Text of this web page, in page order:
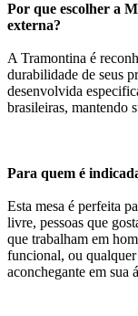
Por que escolher a
externa?
A Tramontina é
durabilidade de seus
desenvolvida
brasileiras, mantendo
Para quem é
Esta mesa é perfeita
livre, pessoas que
que trabalham em
funcional, ou
aconchegante em sua